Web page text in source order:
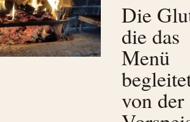
Die
die das
Menü
von der